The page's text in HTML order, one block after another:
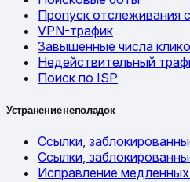
Пропуск отслеживания
VPN-трафик
Завышенные числа
Недействительный
Поиск по ISP
Устранение неполадок
Ссылки,
Ссылки,
Исправление